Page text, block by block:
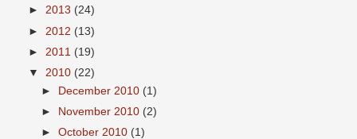
► 2013 (24)
► 2012 (13)
► 2011 (19)
▼ 2010 (22)
► December 2010 (1)
► November 2010 (2)
►October 2010 (1)